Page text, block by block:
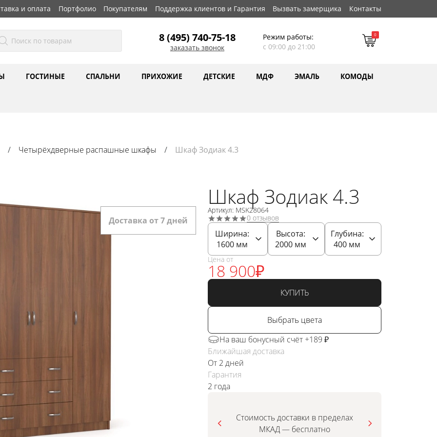
и оплата Портфолио Покупателям Поддержка клиентов и Гарантия Вызвать замерщика Контакты
8 (495) 740-75-18
заказать звонок
Режим работы:
с 09:00 до 21:00
0
ГОСТИНЫЕ СПАЛЬНИ ПРИХОЖИЕ ДЕТСКИЕ МДФ ЭМАЛЬ КОМОДЫ
Четырёхдверные распашные шкафы Шкаф Зодиак 4.3
Доставка от 7 дней
Шкаф Зодиак 4.3
Артикул: MSK28064
0 отзывов
Ширина:
1600мм
Высота:
2000мм
Глубина:
400 мм
Цена от
18 900₽
КУПИТЬ
Выбрать цвета
На ваш бонусный счёт +189 ₽
Ближайшая доставка
От 2 дней
Гарантия
2 года
Стоимость доставки в пределах
МКАД — бесплатно